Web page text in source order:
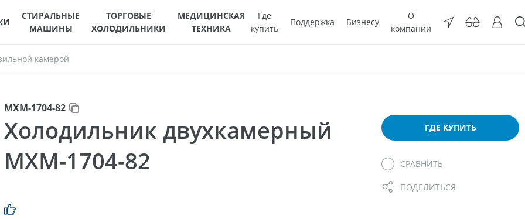
СТИРАЛЬНЫЕ
МАШИНЫ
ТОРГОВЫЕ
ХОЛОДИЛЬНИКИ
МЕДИЦИНСКАЯ
ТЕХНИКА
Где
купить
Поддержка Бизнесу
О
компании
камерой
МХМ-1704-82
Холодильник двухкамерный
МХМ-1704-82
ГДЕ КУПИТЬ
СРАВНИТЬ
ПОДЕЛИТЬСЯ